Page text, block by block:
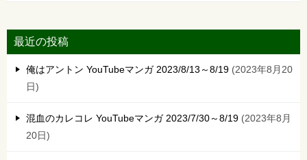
最近の投稿
俺はアントン YouTubeマンガ 2023/8/13～8/19
2023年8月20
日
混血のカレコレ YouTubeマンガ 2023/7/30～8/19
2023年8月
20日